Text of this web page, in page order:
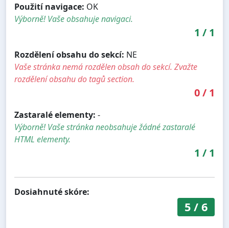
Použití navigace: OK
Výborně! Vaše obsahuje navigaci.
1 / 1
Rozdělení obsahu do sekcí: NE
Vaše stránka nemá rozdělen obsah do sekcí. Zvažte
rozdělení obsahu do tagů section.
0/ 1
Zastaralé elementy: -
Výborně! Vaše stránka neobsahuje žádné zastaralé
HTML elementy.
1 / 1
Dosiahnuté skóre:
5/ 6